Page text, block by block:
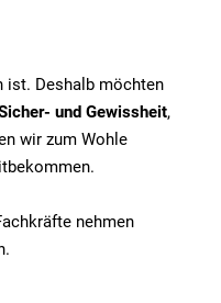
ist. Deshalb möchten
und Gewissheit,
wir zum Wohle
nehmen